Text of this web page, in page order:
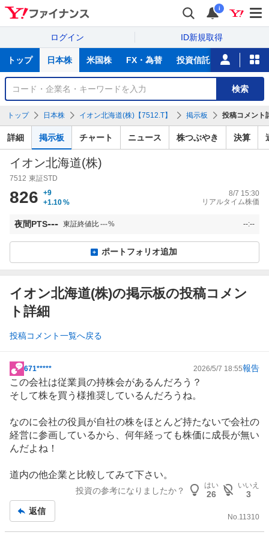
i
ログイン ID新規取得
サ
トップ 日本株 米国株 FX・為替 投資信託 ニュース
銘
検
索
検索
トップ 日本株 イオン北海道(株)【7512.T】 掲示板 投稿コメント
詳細 掲示板 チャート ニュース 株つぶやき 決算
イオン北海道(株)
7512 東証STD
826
+9
+1.10%
8/7 15:30
リアルタイム株価
夜間PTS--- 東証終値比---% --:--
ポートフォリオ追加
イオン北海道(株)の掲示板の投稿コメン
ト詳細
投稿コメント一覧へ戻る
掲
示
板
事
671***** 2026/5/7 18:55報告
この会社は従業員の持株会があるんだろう？
そして株を買う様推奨しているんだろうね。
なのに会社の役員が自社の株をほとんど持たないで会社の
経営に参画しているから、何年経っても株価に成長が無い
んだよね！
道内の他企業と比較してみて下さい。
投資の参考になりましたか？
はい
26
いいえ
3
返信
No.11310